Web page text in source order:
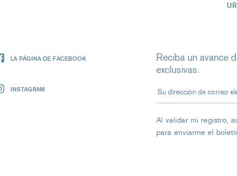
LA PÁGINA DE FACEBOOK
INSTAGRAM
Reciba un avance
exclusivas.
Su dirección de
Al validar mi registro,
para enviarme el